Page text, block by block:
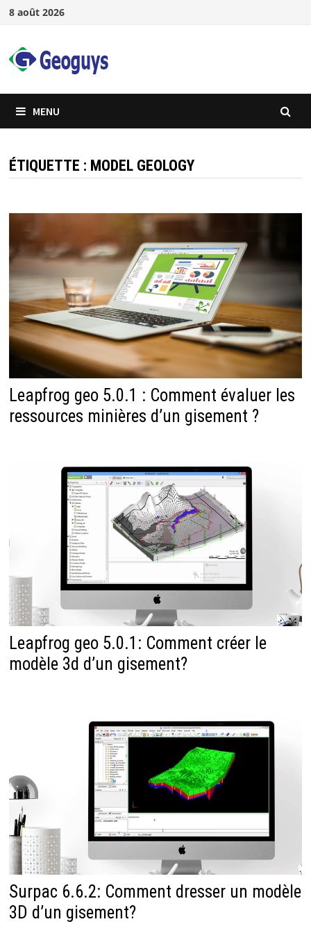
Passer
contenu
8 août 2026
MENU
ÉTIQUETTE : MODEL GEOLOGY
Leapfrog geo 5.0.1 : Comment évaluer les
ressources minières d’un gisement ?
Leapfrog geo 5.0.1: Comment créer le
modèle 3d d’un gisement?
Surpac 6.6.2: Comment dresser un modèle
3D d’un gisement?